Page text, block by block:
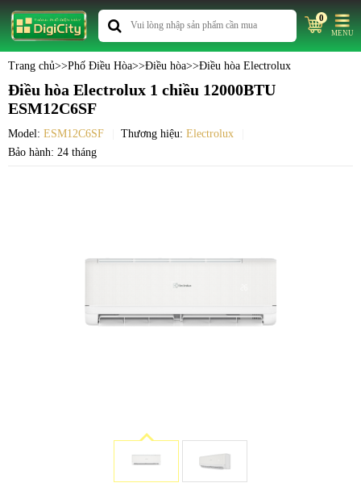
0
MENU
Trang chủ>>Phố Điều Hòa>>Điều hòa>>Điều hòa Electrolux
Điều hòa Electrolux 1 chiều 12000BTU
ESM12C6SF
Model: ESM12C6SF Thương hiệu: Electrolux
Bảo hành: 24 tháng